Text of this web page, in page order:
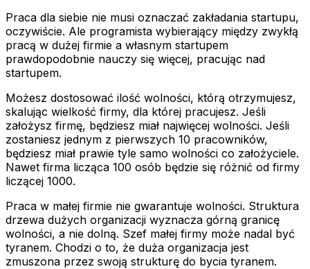
Praca dla siebie nie musi oznaczać zakładania startupu,
oczywiście. Ale programista wybierający między zwykłą
pracą w dużej firmie a własnym startupem
prawdopodobnie nauczy się więcej, pracując nad
startupem.
Możesz dostosować ilość wolności, którą otrzymujesz,
skalując wielkość firmy, dla której pracujesz. Jeśli
założysz firmę, będziesz miał najwięcej wolności. Jeśli
zostaniesz jednym z pierwszych 10 pracowników,
będziesz miał prawie tyle samo wolności co założyciele.
Nawet firma licząca 100 osób będzie się różnić od firmy
liczącej 1000.
Praca w małej firmie nie gwarantuje wolności. Struktura
drzewa dużych organizacji wyznacza górną granicę
wolności, a nie dolną. Szef małej firmy może nadal być
tyranem. Chodzi o to, że duża organizacja jest
zmuszona przez swoją strukturę do bycia tyranem.